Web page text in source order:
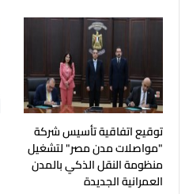
توقيع اتفاقية تأسيس شركة
"مواصلات مدن مصر" لتشغيل
منظومة النقل الذكي بالمدن
العمرانية الجديدة